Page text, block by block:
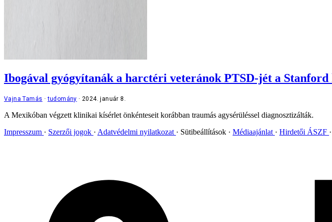
Ibogával gyógyítanák a harctéri veteránok PTSD-jét a
Vajna Tamás tudomány 2024. január 8.
A Mexikóban végzett klinikai kísérlet önkénteseit korábban traumás agysérüléssel diagnosztizálták.
Impresszum
Szerzői jogok Adatvédelmi nyilatkozat Sütibeállítások Médiaajánlat Hirdetői ÁSZF